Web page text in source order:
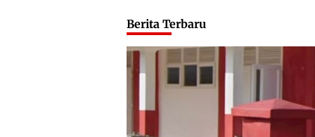
Berita Terbaru